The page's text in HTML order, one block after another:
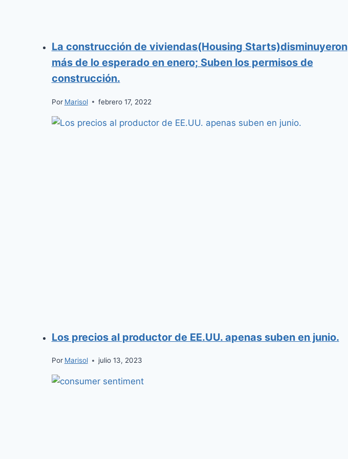
La construcción de viviendas(Housing Starts)disminuyeron
más de lo esperado en enero; Suben los permisos de
construcción.
Por Marisol febrero 17, 2022
Los precios al productor de EE.UU. apenas suben en junio.
Por Marisol julio 13, 2023